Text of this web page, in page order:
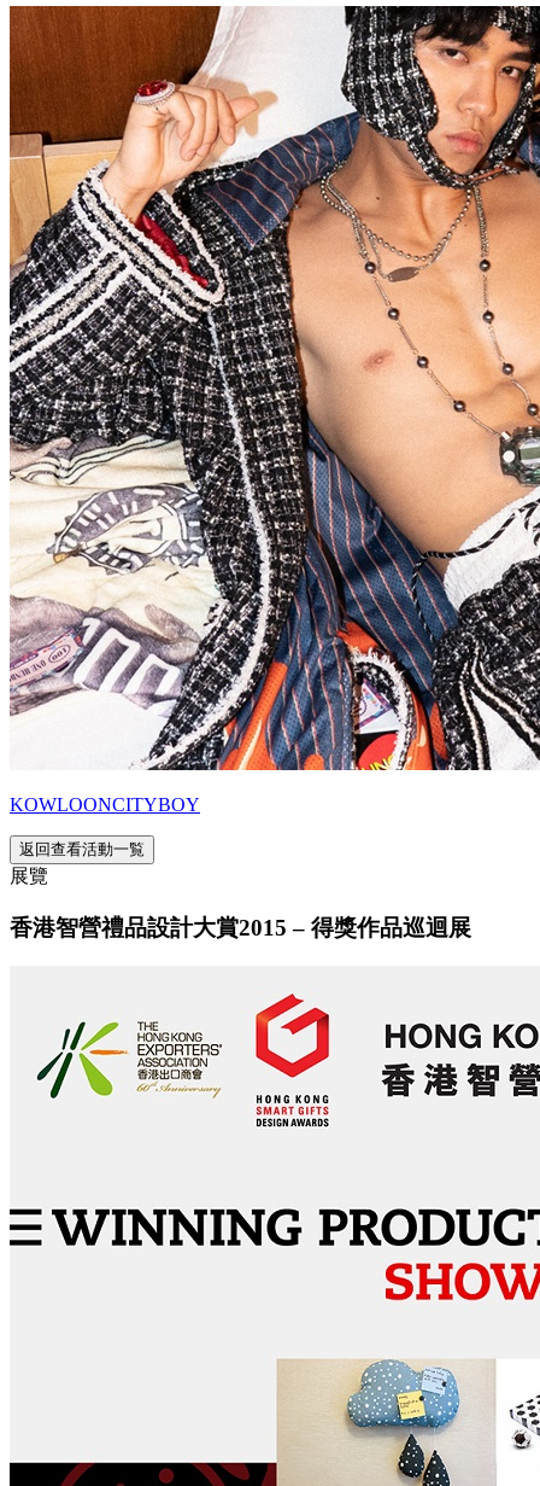
KOWLOONCITYBOY
返回查看活動一覧
展覽
香港智營禮品設計大賞2015 – 得獎作品巡迴展